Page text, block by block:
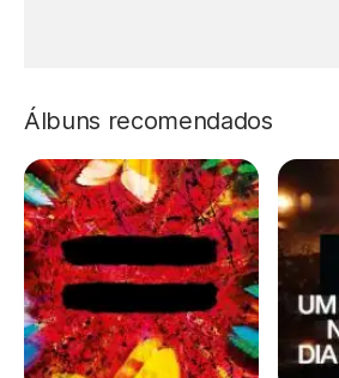
Álbuns recomendados